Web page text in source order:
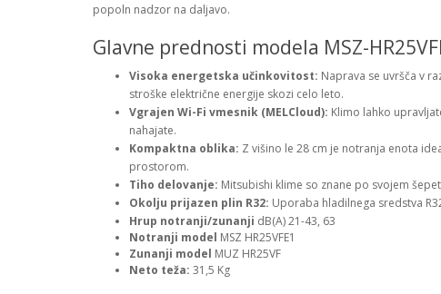
popoln nadzor na daljavo.
Glavne prednosti modela MSZ-
Visoka energetska učinkovitost: Naprava se uvršča v
stroške električne energije skozi celo leto.
Vgrajen Wi-Fi vmesnik (MELCloud): Klimo lahko
nahajate.
Kompaktna oblika: Z višino le 28 cm je notranja enota
prostorom.
Tiho delovanje: Mitsubishi klime so znane po svojem
Okolju prijazen plin R32: Uporaba hladilnega sredstva
Hrup notranji/zunanji dB(A) 21-43, 63
Notranji model MSZ HR25VFE1
Zunanji model MUZ HR25VF
Neto teža: 31,5 Kg